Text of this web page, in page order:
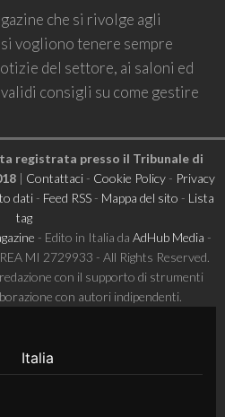
che si rivolge agli
vogliono tenere sempre
del settore, ai saloni ed
consigli su come gestire
registrata presso il Tribunale di
| Contattaci- Cookie Policy- Privacy
dati- Feed RSS- Mappa del sito - Lista
tag
- Edito in Italia da AdHub Media -
MI 2729933 - All Rights Reserved.
con il supporto di strumenti
con autori indipendenti.
Italia